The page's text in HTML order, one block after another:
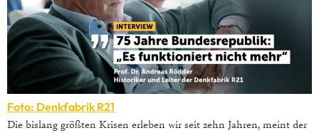
Foto: Denkfabrik R21
Die bislang größten Krisen erleben wir seit zehn Jahren, meint der